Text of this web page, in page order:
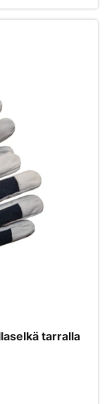
tarralla